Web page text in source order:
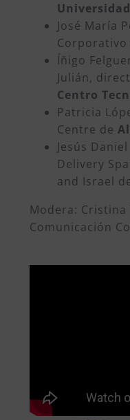
José María
Corporativo
Íñigo
Julián,
Centro
Patricia
Centre de
Jesús
Delivery
and Israel
Modera:
Comunicación